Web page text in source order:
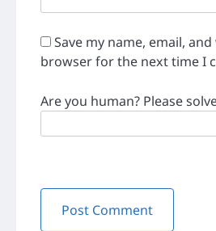
Save my name, email,
browser for the next time I
Are you human? Please